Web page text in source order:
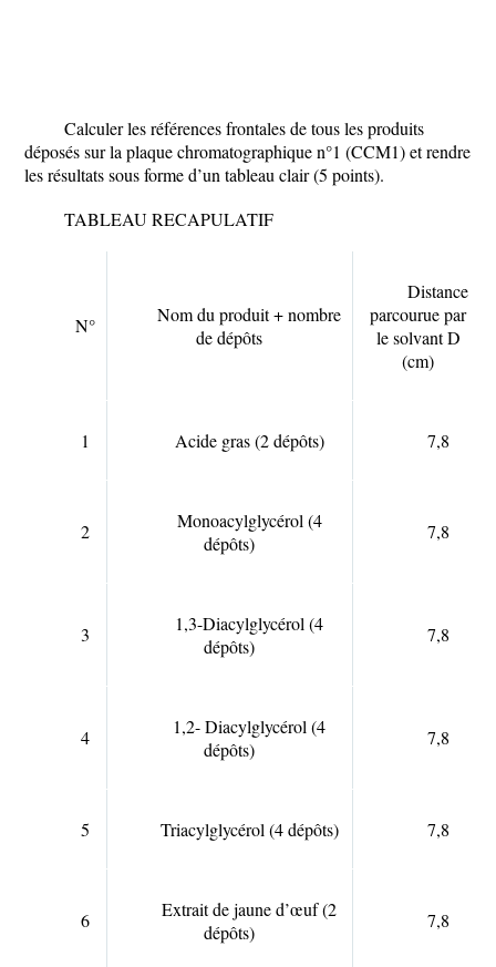
Calculer les références frontales de tous les produits
déposés sur la plaque chromatographique n°1 (CCM1) et rendre
les résultats sous forme d’un tableau clair (5 points).
TABLEAU RECAPULATIF
N°
Nom du produit + nombre
de dépôts
Distance
parcourue par
le solvant D
(cm)
1 Acide gras (2 dépôts) 7,8
2
Monoacylglycérol (4
dépôts)
7,8
3
1,3-Diacylglycérol (4
dépôts)
7,8
4
1,2- Diacylglycérol (4
dépôts)
7,8
5 Triacylglycérol (4 dépôts) 7,8
6
Extrait de jaune d’œuf (2
dépôts)
7,8